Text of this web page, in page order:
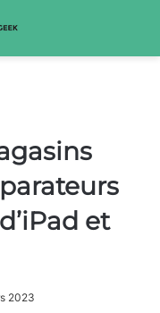
et
2023